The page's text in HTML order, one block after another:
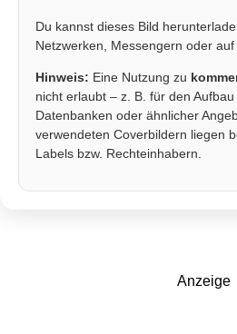
Du kannst dieses Bild
Netzwerken, Messengern oder auf
Hinweis: Eine Nutzung zu
nicht erlaubt – z. B. für den
Datenbanken oder ähnlicher
verwendeten Coverbildern liegen
Labels bzw. Rechteinhabern.
Anzeige